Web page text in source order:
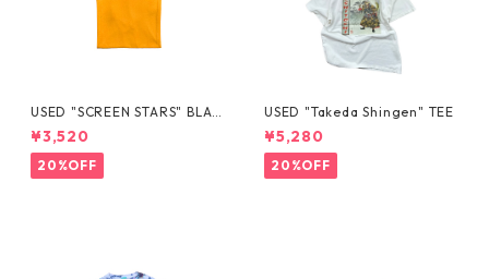
USED "SCREEN STARS" BLAN
K TEE
¥3,520
20%OFF
USED "Takeda Shingen" TEE
¥5,280
20%OFF